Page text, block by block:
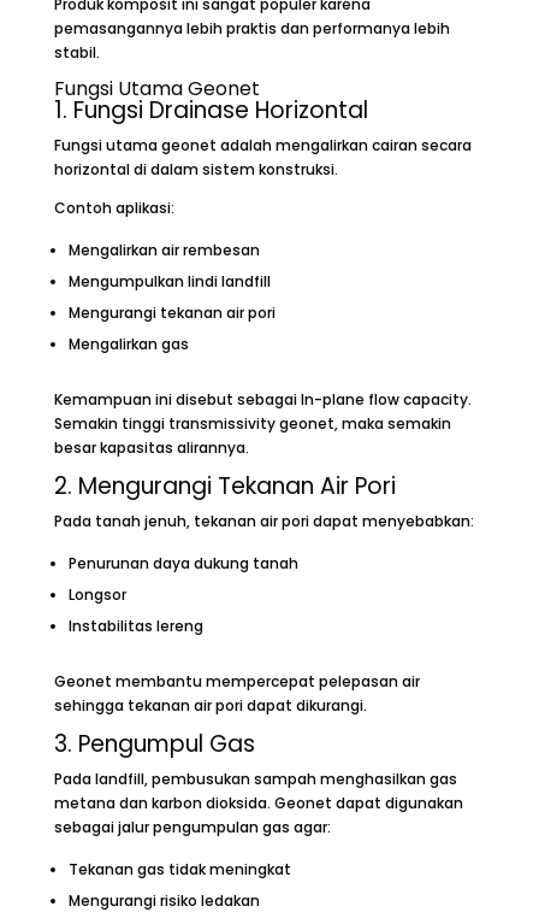
Produk komposit ini sangat populer karena
pemasangannya lebih praktis dan performanya lebih
stabil.
Fungsi Utama Geonet
1. Fungsi Drainase Horizontal
Fungsi utama geonet adalah mengalirkan cairan secara
horizontal di dalam sistem konstruksi.
Contoh aplikasi:
Mengalirkan air rembesan
Mengumpulkan lindi landfill
Mengurangi tekanan air pori
Mengalirkan gas
Kemampuan ini disebut sebagai In-plane flow capacity.
Semakin tinggi transmissivity geonet, maka semakin
besar kapasitas alirannya.
2. Mengurangi Tekanan Air Pori
Pada tanah jenuh, tekanan air pori dapat menyebabkan:
Penurunan daya dukung tanah
Longsor
Instabilitas lereng
Geonet membantu mempercepat pelepasan air
sehingga tekanan air pori dapat dikurangi.
3. Pengumpul Gas
Pada landfill, pembusukan sampah menghasilkan gas
metana dan karbon dioksida. Geonet dapat digunakan
sebagai jalur pengumpulan gas agar:
Tekanan gas tidak meningkat
Mengurangi risiko ledakan